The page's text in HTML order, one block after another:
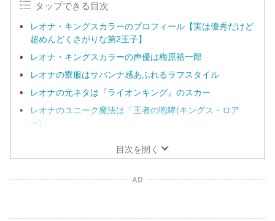
タップできる目次
レオナ・キングスカラーのプロフィール【実は優秀だけど
超めんどくさがりな第2王子】
レオナ・キングスカラーの声優は梅原裕一郎
レオナの寮服はサバンナ感あふれるラフスタイル
レオナの元ネタは『ライオンキング』のスカー
レオナのユニーク魔法は「王者の咆哮(キングス・ロア
ー)」
目次を開く
AD